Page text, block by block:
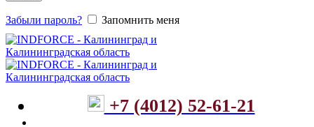
Забыли пароль? Запомнить меня
+7 (4012) 52-61-21